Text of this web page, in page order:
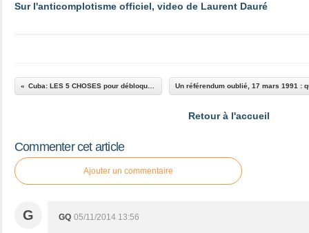
Sur l'anticomplotisme officiel, video de Laurent Dauré
Retour à l'accueil
Commenter cet article
Ajouter un commentaire
G GQ 05/11/2014 13:56